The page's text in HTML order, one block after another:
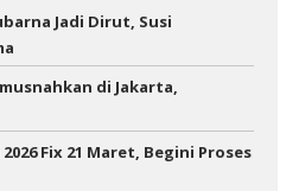
Jadi Dirut, Susi
di Jakarta,
Fix 21 Maret, Begini Proses